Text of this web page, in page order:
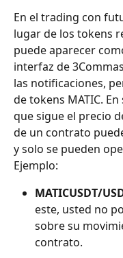
En el trading con
lugar de los tokens
puede aparecer
interfaz de
las notificaciones,
de tokens MATIC.
que sigue el precio
de un contrato
y solo se pueden
Ejemplo:
MATICUSDT/
este, usted no
sobre su
contrato.